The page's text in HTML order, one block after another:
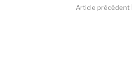
Lire
Article précédent